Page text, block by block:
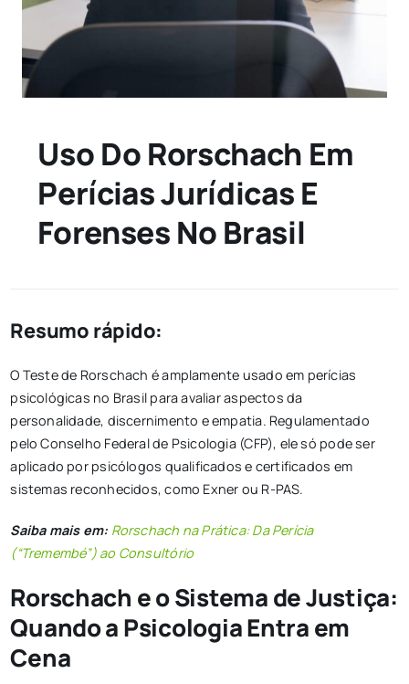
Uso Do Rorschach Em
Perícias Jurídicas E
Forenses No Brasil
Resumo rápido:
O Teste de Rorschach é amplamente usado em perícias
psicológicas no Brasil para avaliar aspectos da
personalidade, discernimento e empatia. Regulamentado
pelo Conselho Federal de Psicologia (CFP), ele só pode ser
aplicado por psicólogos qualificados e certificados em
sistemas reconhecidos, como Exner ou R-PAS.
Saiba mais em: Rorschach na Prática: Da Perícia
(“Tremembé”) ao Consultório
Rorschach e o Sistema de Justiça:
Quando a Psicologia Entra em
Cena